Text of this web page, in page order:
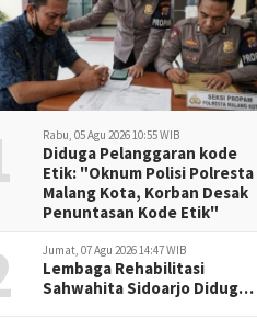
Rabu, 05 Agu 2026 10:55 WIB
Diduga Pelanggaran kode
Etik: "Oknum Polisi Polresta
Malang Kota, Korban Desak
Penuntasan Kode Etik"
Jumat, 07 Agu 2026 14:47 WIB
Lembaga Rehabilitasi
Sahwahita Sidoarjo Diduga